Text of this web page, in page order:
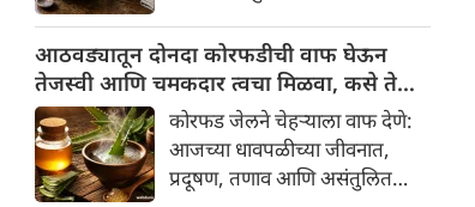
ग्रहांची स्थिती आणि या गोचरमुळे
ज्यांचे नशीब उजळणार आहे अशा
भाग्यवान राशींबद्दल आपण जाणून
घेऊया!
बद्धकोष्ठता, गॅस किंवा अपचनाचा
त्रास होत असेल, तर अंजीर
तुमच्यासाठी वरदान ठरू शकते. हे
आतड्यांची स्वच्छता ठेवण्यास मदत
करते. पचनसंस्था मजबूत करून पोट
साफ होण्यास मदत करते.
आठवड्यातून दोनदा कोरफडीची वाफ घेऊन
तेजस्वी आणि चमकदार त्वचा मिळवा, कसे ते
जाणून घ्या
कोरफड जेलने चेहऱ्याला वाफ देणे:
आजच्या धावपळीच्या जीवनात,
प्रदूषण, तणाव आणि असंतुलित